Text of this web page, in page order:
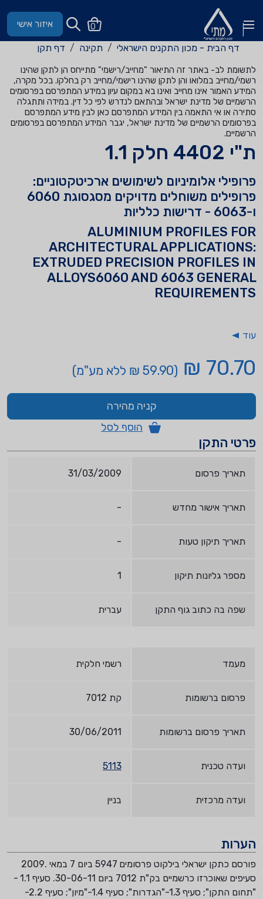
0 איזור אישי
דף הבית - מכון התקנים הישראלי תקינה דף תקן
לתשומת לב- באתר זה התיאור "מחייב/רישמי" מתייחס הן לתקן שהינו
רשמי/מחייב במלואו והן לתקן שהינו רישמי/מחייב רק בחלקו. בכל מקרה,
המידע האמור אינו מחייב ואינו בא במקום עיון במידע המתפרסם בפרסומים
הרשמיים של מדינת ישראל ובהתאם לנדרש לפי כל דין. במידה ותתגלה
סתירה או אי התאמה בין המידע המתפרסם כאן לבין מידע המתפרסם
בפרסומים הרשמיים של מדינת ישראל, יגבר המידע המתפרסם בפרסומים
הרשמיים.
ת"י 4402 חלק 1.1
פרופילי אלומיניום לשימושים ארכיטקטוניים:
פרופילים משוחלים מדויקים מסגסוגת 6060
ו-6063 - דרישות כלליות
ALUMINIUM PROFILES FOR
ARCHITECTURAL APPLICATIONS:
EXTRUDED PRECISION PROFILES IN
ALLOYS6060 AND 6063 GENERAL
REQUIREMENTS
עוד
70.70 ₪ (59.90 ₪ ללא מע"מ)
קניה מהירה
הוסף לסל
פרטי התקן
תאריך פרסום 31/03/2009
תאריך אישור מחדש -
תאריך תיקון טעות -
מספר גליונות תיקון 1
שפה בה כתוב גוף התקן עברית
מעמד רשמי חלקית
פרסום ברשומות קת 7012
תאריך פרסום ברשומות 30/06/2011
ועדה טכנית 5113
ועדה מרכזית בניין
הערות
פורסם כתקן ישראלי בילקוט פרסומים 5947 ביום 7 במאי .2009
סעיפים שאוכרזו כרשמיים בק"ת 7012 ביום 30-06-11. סעיף 1.1 -
"תחום התקן"; סעיף 1.3-"הגדרות"; סעיף 1.4-"מיון"; סעיף 2.2-